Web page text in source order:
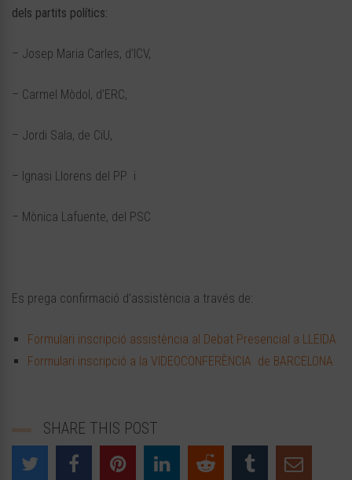
dels partits polítics:
– Josep Maria Carles, d’ICV,
– Carmel Mòdol, d’ERC,
– Jordi Sala, de CiU,
– Ignasi Llorens del PP i
– Mònica Lafuente, del PSC
Es prega confirmació d’assistència a través de:
Formulari inscripció assistència al Debat Presencial a LLEIDA
Formulari inscripció a la VIDEOCONFERÈNCIA de BARCELONA
SHARE THIS POST